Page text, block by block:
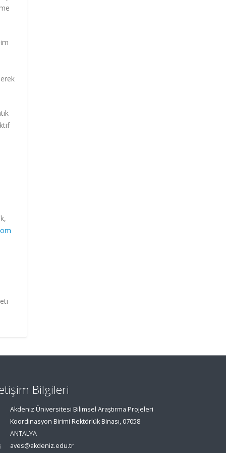
Bilgileri
Akdeniz Üniversitesi Bilimsel Araştırma Projeleri
Koordinasyon Birimi Rektörlük Binası, 07058
ANTALYA
aves@akdeniz.edu.tr